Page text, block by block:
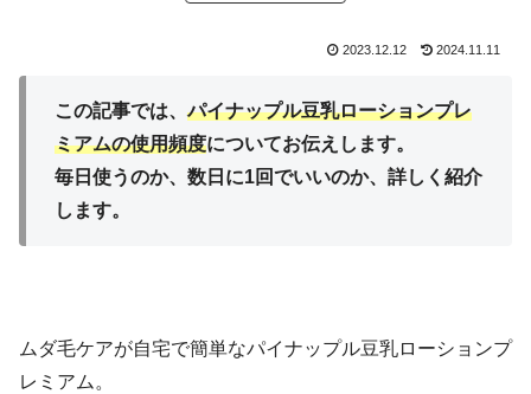
2023.12.12 2024.11.11
この記事では、パイナップル豆乳ローションプレ
ミアムの使用頻度についてお伝えします。
毎日使うのか、数日に1回でいいのか、詳しく紹介
します。
ムダ毛ケアが自宅で簡単なパイナップル豆乳ローションプ
レミアム。